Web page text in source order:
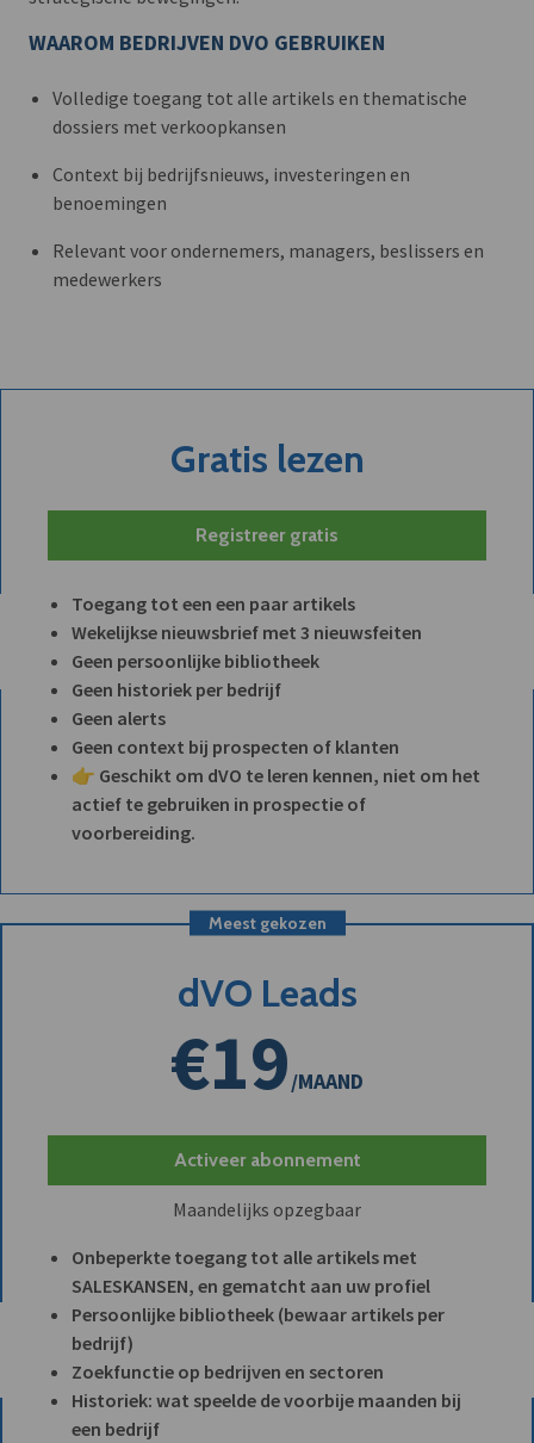
WAAROM BEDRIJVEN DVO GEBRUIKEN
Volledige toegang tot alle artikels en thematische
dossiers met verkoopkansen
Context bij bedrijfsnieuws, investeringen en
benoemingen
Relevant voor ondernemers, managers, beslissers en
medewerkers
Gratis lezen
Registreer gratis
Toegang tot een een paar artikels
Wekelijkse nieuwsbrief met 3 nieuwsfeiten
Geen persoonlijke bibliotheek
Geen historiek per bedrijf
Geen alerts
Geen context bij prospecten of klanten
👉 Geschikt om dVO te leren kennen, niet om het
actief te gebruiken in prospectie of
voorbereiding.
Meest gekozen
dVO Leads
€19/MAAND
Activeer abonnement
Maandelijks opzegbaar
Onbeperkte toegang tot alle artikels met
SALESKANSEN, en gematcht aan uw profiel
Persoonlijke bibliotheek (bewaar artikels per
bedrijf)
Zoekfunctie op bedrijven en sectoren
Historiek: wat speelde de voorbije maanden bij
een bedrijf